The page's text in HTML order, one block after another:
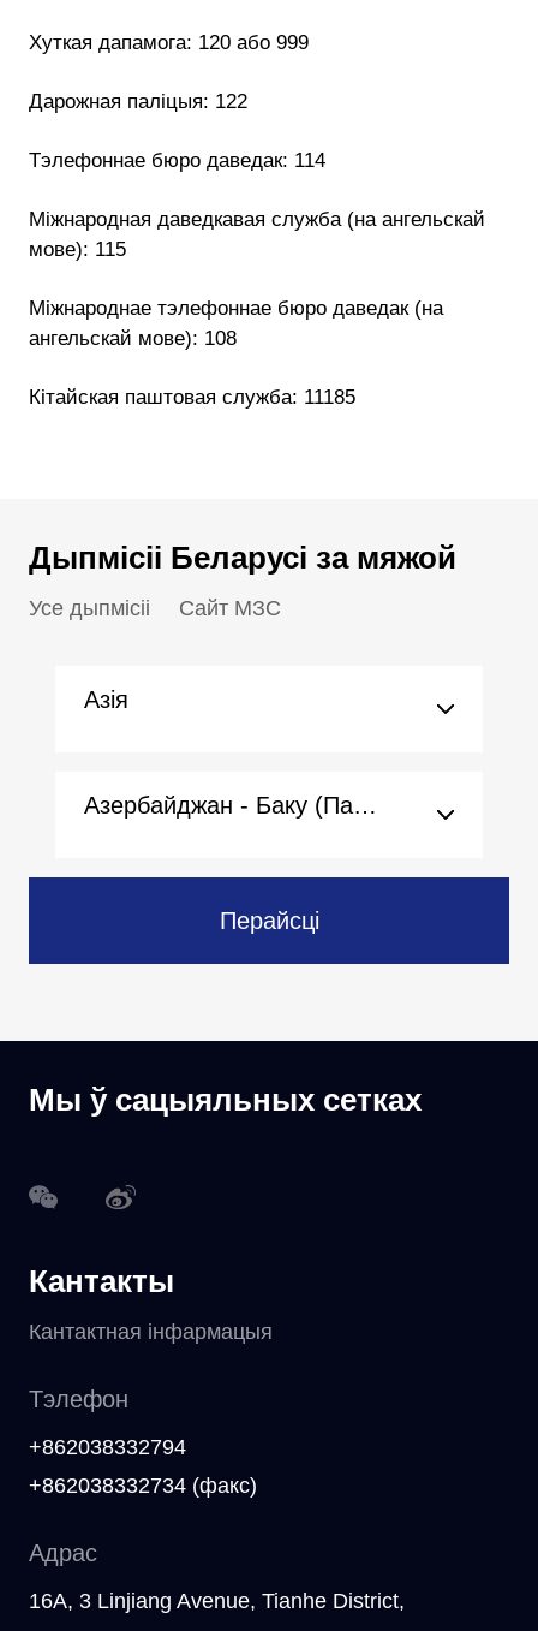
Хуткая дапамога: 120 або 999
Дарожная паліцыя: 122
Тэлефоннае бюро даведак: 114
Міжнародная даведкавая служба (на ангельскай
мове): 115
Міжнароднае тэлефоннае бюро даведак (на
ангельскай мове): 108
Кітайская паштовая служба: 11185
Дыпмісіі Беларусі за мяжой
Усе дыпмісіі Сайт МЗС
Азія
Азербайджан - Баку (Пасольства)
Перайсці
Мы ў сацыяльных сетках
Кантакты
Кантактная інфармацыя
Тэлефон
+862038332794
+862038332734 (факс)
Адрас
16A, 3 Linjiang Avenue, Tianhe District,